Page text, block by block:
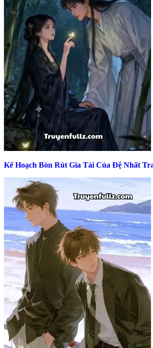
Kế Hoạch Bòn Rút Gia Tài Của Đệ Nhất